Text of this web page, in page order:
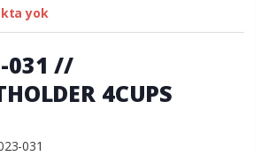
yok
031 //
4CUPS
031